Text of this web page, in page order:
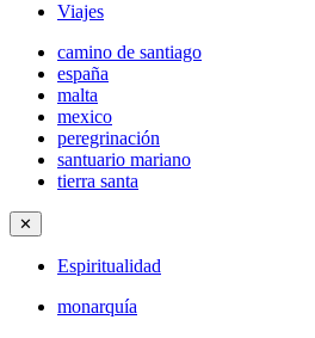
Viajes
camino de santiago
españa
malta
mexico
peregrinación
santuario mariano
tierra santa
✕
Espiritualidad
monarquía